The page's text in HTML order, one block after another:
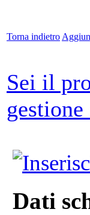
Torna indietro
Sei il
Dati